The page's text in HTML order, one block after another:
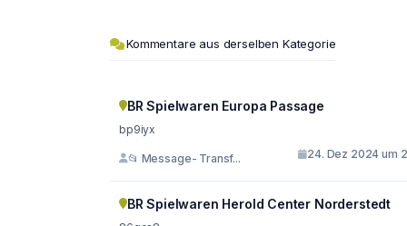
Kommentare aus derselben Kategorie
BR Spielwaren Europa Passage
bp9iyx
📂 Message- Transf... 24. Dez 2024 um
BR Spielwaren Herold Center Norderstedt